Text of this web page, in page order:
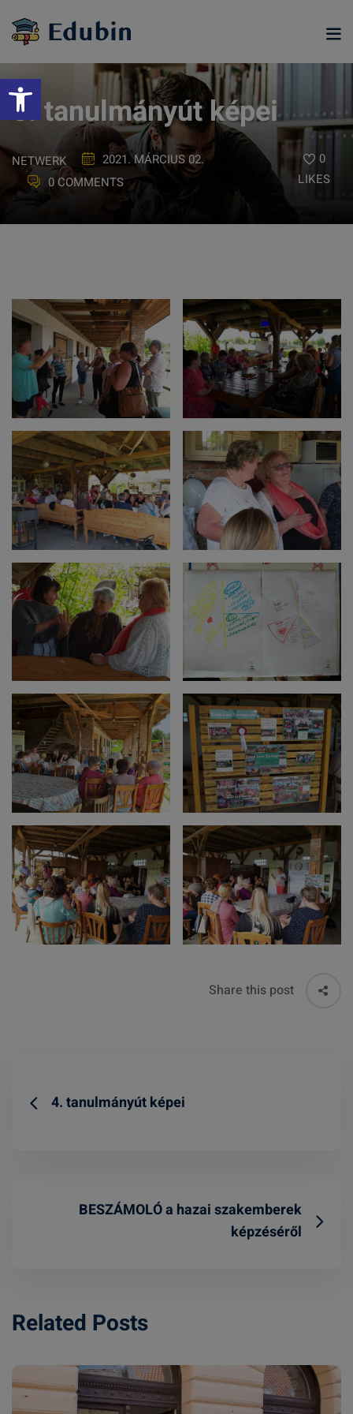
Eszköztár megnyitása
content
5. tanulmányút képei
NETWERK
2021. MÁRCIUS 02.
0 COMMENTS
0
LIKES
Share this post
4. tanulmányút képei
BESZÁMOLÓ a hazai szakemberek
képzéséről
Related Posts